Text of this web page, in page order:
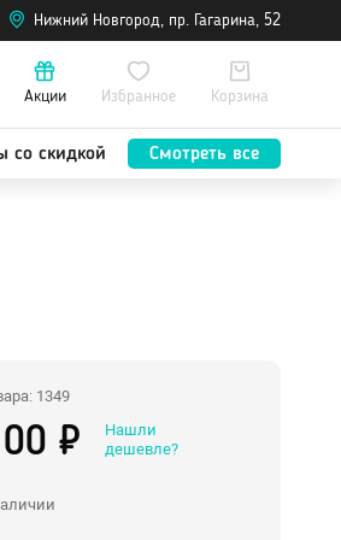
Нижний Новгород, пр. Гагарина, 52
Акции Избранное Корзина
со скидкой Смотреть все
1349
₽
Нашли
дешевле?